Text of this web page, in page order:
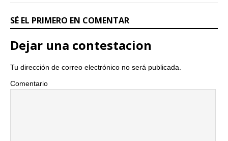
SÉ EL PRIMERO EN COMENTAR
Dejar una contestacion
Tu dirección de correo electrónico no será publicada.
Comentario